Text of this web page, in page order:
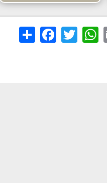
Share FacebookTwitter